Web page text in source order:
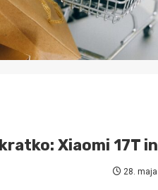
Xiaomi 17T
28.